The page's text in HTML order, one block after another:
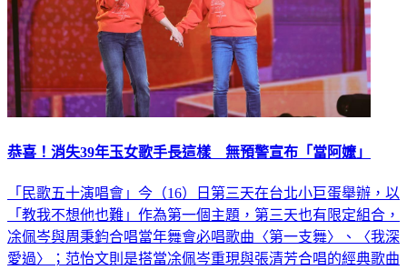
恭喜！消失39年玉女歌手長這樣 無預警宣布「當阿嬤」
「民歌五十演唱會」今（16）日第三天在台北小巨蛋舉辦，以
「教我不想他也難」作為第一個主題，第三天也有限定組合，
凃佩岑與周秉鈞合唱當年舞會必唱歌曲〈第一支舞〉、〈我深
愛過〉；范怡文則是搭當凃佩岑重現與張清芳合唱的經典歌曲